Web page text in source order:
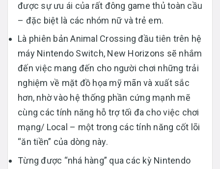
được sự ưu ái của rất đông game thủ toàn cầu
– đặc biệt là các nhóm nữ và trẻ em.
Là phiên bản Animal Crossing đầu tiên trên hệ
máy Nintendo Switch, New Horizons sẽ nhắm
đến việc mang đến cho người chơi những trải
nghiệm về mặt đồ họa mỹ mãn và xuất sắc
hơn, nhờ vào hệ thống phần cứng mạnh mẽ
cùng các tính năng hỗ trợ tối đa cho việc chơi
mạng/ Local – một trong các tính năng cốt lõi
“ăn tiền” của dòng này.
Từng được “nhá hàng” qua các kỳ Nintendo